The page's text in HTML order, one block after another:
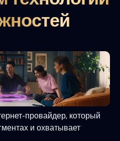
провайдер, который
и охватывает